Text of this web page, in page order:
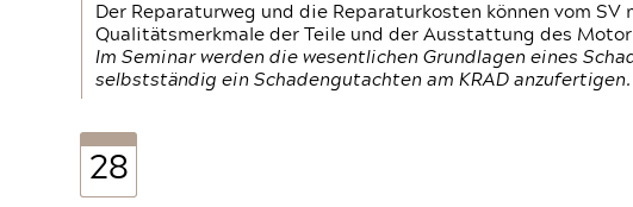
Der Reparaturweg und die Reparaturkosten können vom
Qualitätsmerkmale der Teile und der Ausstattung des
Im Seminar werden die wesentlichen Grundlagen eines
selbstständig ein Schadengutachten am KRAD anzufertigen.
28